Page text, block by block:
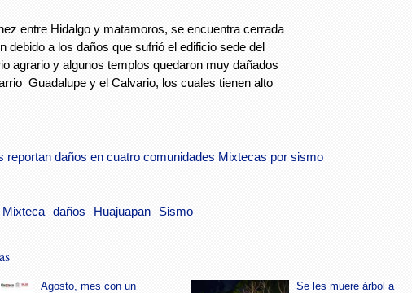
entre Hidalgo y matamoros, se encuentra cerrada
debido a los daños que sufrió el edificio sede del
agrario y algunos templos quedaron muy dañados
Guadalupe y el Calvario, los cuales tienen alto
reportan daños en cuatro comunidades Mixtecas por sismo
Mixteca daños Huajuapan Sismo
Agosto, mes con un
Se les muere árbol a